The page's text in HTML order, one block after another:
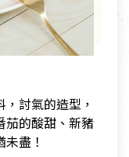
討氣的造型，
茄的酸甜、新豬
盡！